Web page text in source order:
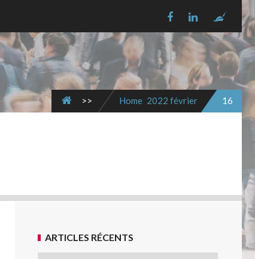
>> Home 2022 février 16
ARTICLES RÉCENTS